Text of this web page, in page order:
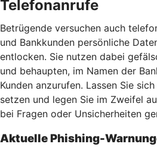
Telefonanrufe
Betrügende versuchen auch
und Bankkunden persönliche
entlocken. Sie nutzen dabei
und behaupten, im Namen der
Kunden anzurufen. Lassen Sie
setzen und legen Sie im Zweifel
bei Fragen oder Unsicherheiten
Aktuelle Phishing-